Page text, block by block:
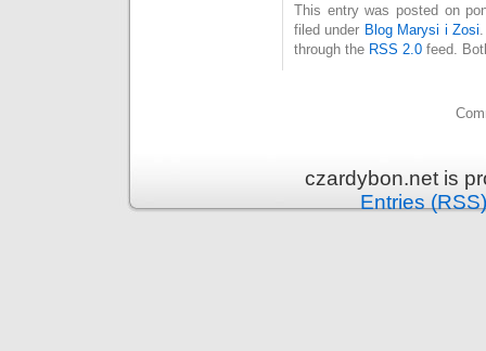
This entry was posted on
filed under Blog Marysi i Zosi
through the RSS 2.0 feed.
czardybon.net is
Entries (RSS)